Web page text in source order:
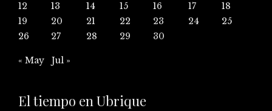
12
13 14 15 16 17
18
19
20 21 22 23 24
25
26
27 28 29 30
« May Jul »
El tiempo en Ubrique